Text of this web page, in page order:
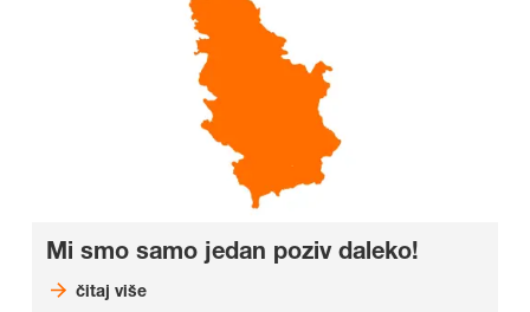
Mi smo samo jedan poziv daleko!
čitaj više